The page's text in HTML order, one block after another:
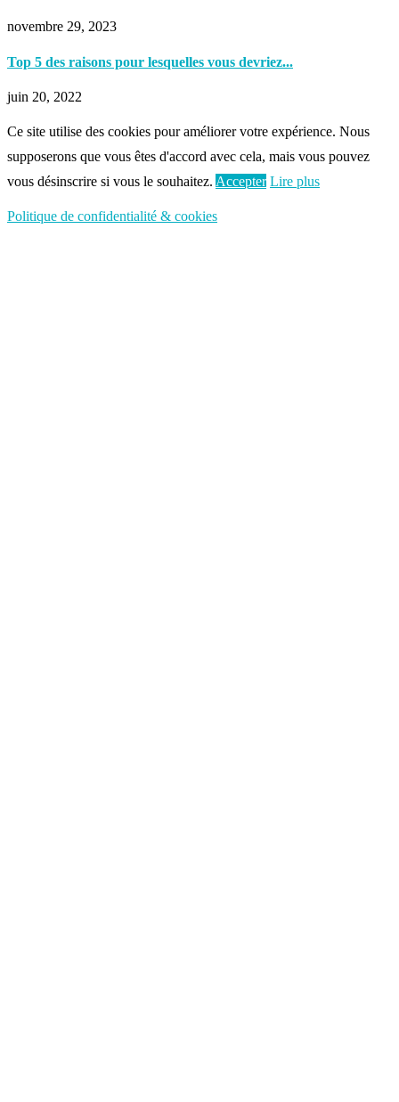
novembre 29, 2023
Top 5 des raisons pour lesquelles vous devriez...
juin 20, 2022
Ce site utilise des cookies pour améliorer votre expérience. Nous
supposerons que vous êtes d'accord avec cela, mais vous pouvez
vous désinscrire si vous le souhaitez. Accepter Lire plus
Politique de confidentialité & cookies